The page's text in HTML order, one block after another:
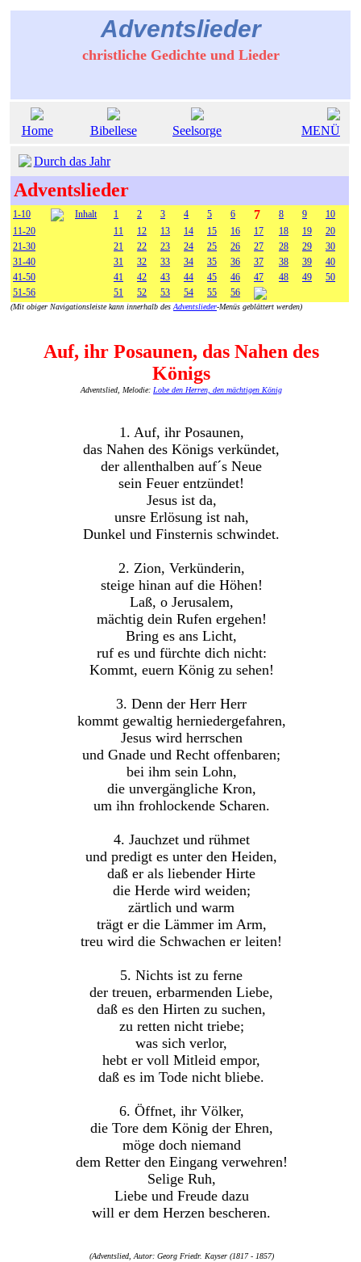
Adventslieder
christliche Gedichte und Lieder
Home Bibellese Seelsorge MENÜ
Durch das Jahr
Adventslieder
1-10 Inhalt 1 2 3 4 5 6 7 8 9
10
11-20
11 12 13 14 15 16 17 18 19
20
21-30
21 22 23 24 25 26 27 28 29
30
31-40
31 32 33 34 35 36 37 38 39
40
41-50
41 42 43 44 45 46 47 48 49
50
51-56
51 52 53 54 55 56
(Mit obiger Navigationsleiste kann innerhalb des Adventslieder-Menüs geblättert werden)
Auf, ihr Posaunen, das Nahen des
Königs
Adventslied, Melodie: Lobe den Herren, den mächtigen König
1. Auf, ihr Posaunen,
das Nahen des Königs verkündet,
der allenthalben auf´s Neue
sein Feuer entzündet!
Jesus ist da,
unsre Erlösung ist nah,
Dunkel und Finsternis schwindet.
2. Zion, Verkünderin,
steige hinan auf die Höhen!
Laß, o Jerusalem,
mächtig dein Rufen ergehen!
Bring es ans Licht,
ruf es und fürchte dich nicht:
Kommt, euern König zu sehen!
3. Denn der Herr Herr
kommt gewaltig herniedergefahren,
Jesus wird herrschen
und Gnade und Recht offenbaren;
bei ihm sein Lohn,
die unvergängliche Kron,
um ihn frohlockende Scharen.
4. Jauchzet und rühmet
und predigt es unter den Heiden,
daß er als liebender Hirte
die Herde wird weiden;
zärtlich und warm
trägt er die Lämmer im Arm,
treu wird die Schwachen er leiten!
5. Nichts ist zu ferne
der treuen, erbarmenden Liebe,
daß es den Hirten zu suchen,
zu retten nicht triebe;
was sich verlor,
hebt er voll Mitleid empor,
daß es im Tode nicht bliebe.
6. Öffnet, ihr Völker,
die Tore dem König der Ehren,
möge doch niemand
dem Retter den Eingang verwehren!
Selige Ruh,
Liebe und Freude dazu
will er dem Herzen bescheren.
(Adventslied, Autor: Georg Friedr. Kayser (1817 - 1857)